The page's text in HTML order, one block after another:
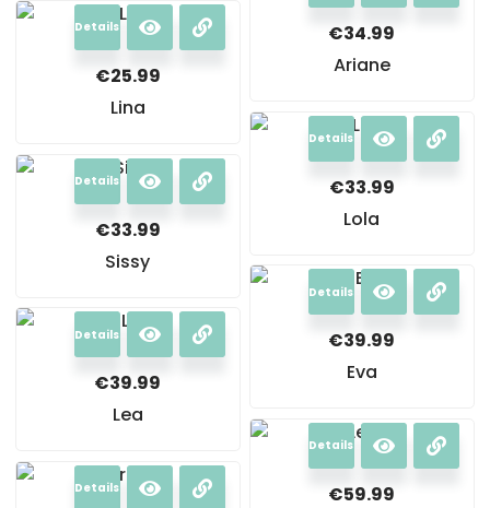
€34.99
Ariane
Details
€25.99
Lina
Details
€33.99
Lola
Details
€33.99
Sissy
Details
€39.99
Eva
Details
€39.99
Lea
Details
€59.99
Details